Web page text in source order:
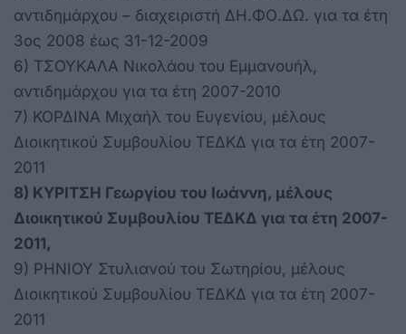
αντιδημάρχου – διαχειριστή ΔΗ.ΦΟ.ΔΩ. για τα έτη
3ος 2008 έως 31-12-2009
6) ΤΣΟΥΚΑΛΑ Νικολάου του Εμμανουήλ,
αντιδημάρχου για τα έτη 2007-2010
7) ΚΟΡΔΙΝΑ Μιχαήλ του Ευγενίου, μέλους
Διοικητικού Συμβουλίου ΤΕΔΚΔ για τα έτη 2007-
2011
8) ΚΥΡΙΤΣΗ Γεωργίου του Ιωάννη, μέλους
Διοικητικού Συμβουλίου ΤΕΔΚΔ για τα έτη 2007-
2011,
9) ΡΗΝΙΟΥ Στυλιανού του Σωτηρίου, μέλους
Διοικητικού Συμβουλίου ΤΕΔΚΔ για τα έτη 2007-
2011